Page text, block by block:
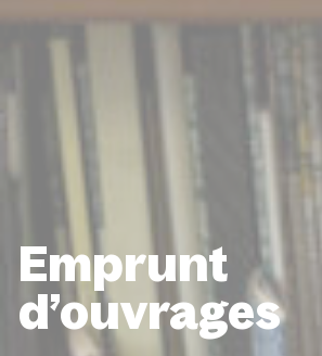
Emprunt
d’ouvrages